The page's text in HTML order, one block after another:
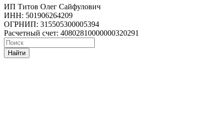
ИП Титов Олег Сайфулович
ИНН: 501906264209
ОГРНИП: 315505300005394
Расчетный счет: 40802810000000320291
Найти